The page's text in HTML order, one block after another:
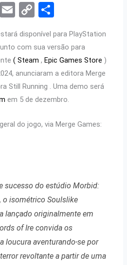
T
E
ail
C
py
Li
n
k
ar
e
disponível para PlayStation
com sua versão para
( Steam , Epic Games Store )
anunciaram a editora Merge
Still Running . Uma demo será
em 5 de dezembro.
do jogo, via Merge Games:
sucesso do estúdioMorbid:
, o isométrico Soulslike
lançado originalmente em
of Ire convida os
loucura aventurando-se por
revoltante a partir de uma